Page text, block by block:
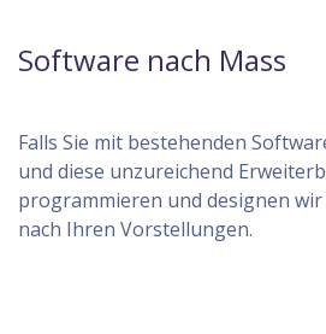
Software nach Mass
Falls Sie mit bestehenden
und diese unzureichend
programmieren und designen
nach Ihren Vorstellungen.